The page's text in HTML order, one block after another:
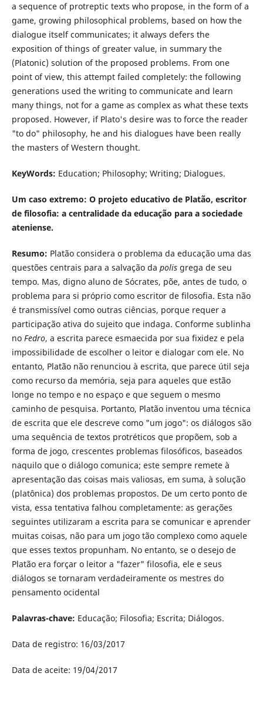
a sequence of protreptic texts who propose, in the form of a
game, growing philosophical problems, based on how the
dialogue itself communicates; it always defers the
exposition of things of greater value, in summary the
(Platonic) solution of the proposed problems. From one
point of view, this attempt failed completely: the following
generations used the writing to communicate and learn
many things, not for a game as complex as what these texts
proposed. However, if Plato's desire was to force the reader
"to do" philosophy, he and his dialogues have been really
the masters of Western thought.
KeyWords: Education; Philosophy; Writing; Dialogues.
Um caso extremo: O projeto educativo de Platão, escritor
de filosofia: a centralidade da educação para a sociedade
ateniense.
Resumo: Platão considera o problema da educação uma das
questões centrais para a salvação da polisgrega de seu
tempo. Mas, digno aluno de Sócrates, põe, antes de tudo, o
problema para si próprio como escritor de filosofia. Esta não
é transmissível como outras ciências, porque requer a
participação ativa do sujeito que indaga. Conforme sublinha
no Fedro, a escrita parece esmaecida por sua fixidez e pela
impossibilidade de escolher o leitor e dialogar com ele. No
entanto, Platão não renunciou à escrita, que parece útil seja
como recurso da memória, seja para aqueles que estão
longe no tempo e no espaço e que seguem o mesmo
caminho de pesquisa. Portanto, Platão inventou uma técnica
de escrita que ele descreve como "um jogo": os diálogos são
uma sequência de textos protréticos que propõem, sob a
forma de jogo, crescentes problemas filosóficos, baseados
naquilo que o diálogo comunica; este sempre remete à
apresentação das coisas mais valiosas, em suma, à solução
(platônica) dos problemas propostos. De um certo ponto de
vista, essa tentativa falhou completamente: as gerações
seguintes utilizaram a escrita para se comunicar e aprender
muitas coisas, não para um jogo tão complexo como aquele
que esses textos propunham. No entanto, se o desejo de
Platão era forçar o leitor a "fazer" filosofia, ele e seus
diálogos se tornaram verdadeiramente os mestres do
pensamento ocidental
Palavras-chave: Educação; Filosofia; Escrita; Diálogos.
Data de registro: 16/03/2017
Data de aceite: 19/04/2017